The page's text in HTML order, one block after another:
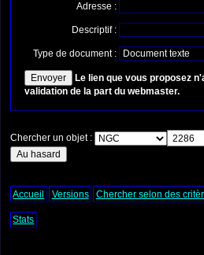
Adresse :
Descriptif :
Type de document :
Le lien que vous proposez
validation de la part du webmaster.
Chercher un objet :
Accueil Versions Chercher selon des
Stats